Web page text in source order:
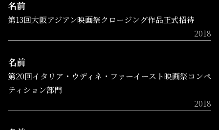
名前
第13回大阪アジアン映画祭クロージング作品正式招待
2018
名前
第20回イタリア・ウディネ・ファーイースト映画祭コンペ
ティション部門
2018